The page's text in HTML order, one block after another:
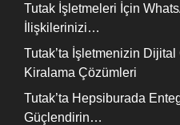
Tutak İşletmeleri İçin
İlişkilerinizi…
Tutak’ta İşletmenizin
Kiralama Çözümleri
Tutak’ta Hepsiburada
Güçlendirin…